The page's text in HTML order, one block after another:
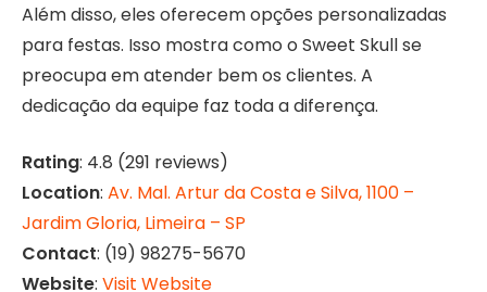
Além disso, eles oferecem opções personalizadas
para festas. Isso mostra como o Sweet Skull se
preocupa em atender bem os clientes. A
dedicação da equipe faz toda a diferença.
Rating: 4.8 (291 reviews)
Location: Av. Mal. Artur da Costa e Silva, 1100 –
Jardim Gloria, Limeira – SP
Contact: (19) 98275-5670
Website: Visit Website